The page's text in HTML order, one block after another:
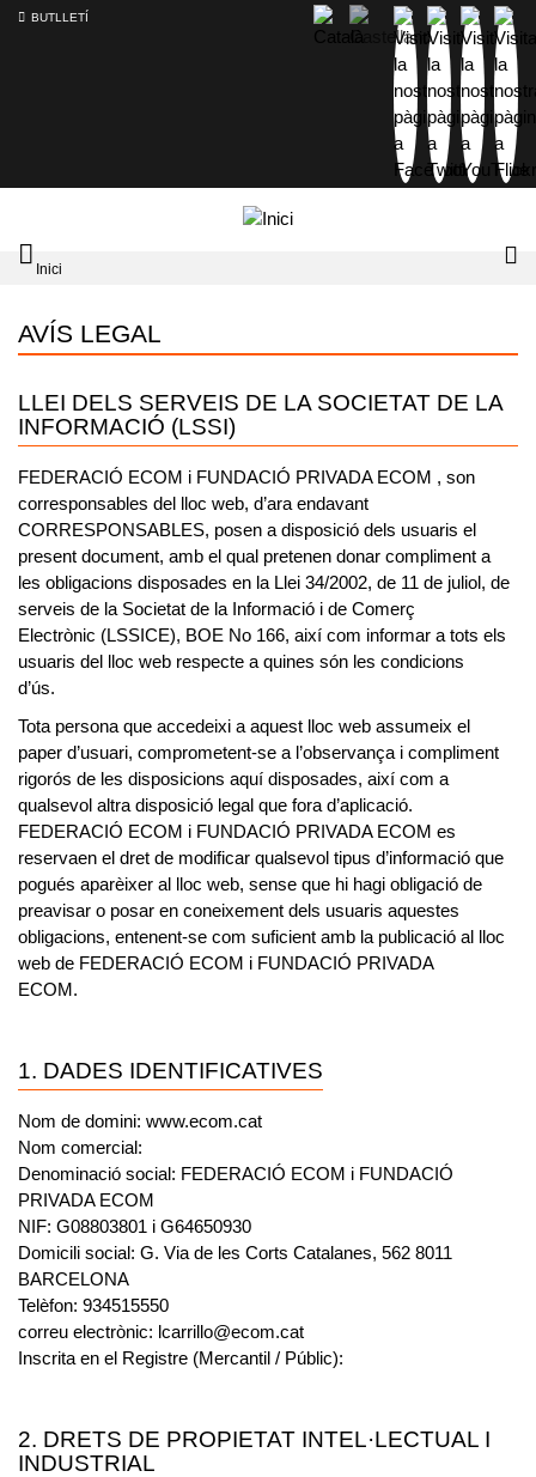
BUTLLETÍ
Mobile
menu
Inici
AVÍS LEGAL
LLEI DELS SERVEIS DE LA SOCIETAT DE LA
INFORMACIÓ (LSSI)
FEDERACIÓ ECOM i FUNDACIÓ PRIVADA ECOM , son
corresponsables del lloc web, d’ara endavant
CORRESPONSABLES, posen a disposició dels usuaris el
present document, amb el qual pretenen donar compliment a
les obligacions disposades en la Llei 34/2002, de 11 de juliol, de
serveis de la Societat de la Informació i de Comerç
Electrònic (LSSICE), BOE No 166, així com informar a tots els
usuaris del lloc web respecte a quines són les condicions
d’ús.
Tota persona que accedeixi a aquest lloc web assumeix el
paper d’usuari, comprometent-se a l’observança i compliment
rigorós de les disposicions aquí disposades, així com a
qualsevol altra disposició legal que fora d’aplicació.
FEDERACIÓ ECOM i FUNDACIÓ PRIVADA ECOM es
reservaen el dret de modificar qualsevol tipus d’informació que
pogués aparèixer al lloc web, sense que hi hagi obligació de
preavisar o posar en coneixement dels usuaris aquestes
obligacions, entenent-se com suficient amb la publicació al lloc
web de FEDERACIÓ ECOM i FUNDACIÓ PRIVADA
ECOM.
1. DADES IDENTIFICATIVES
Nom de domini: www.ecom.cat
Nom comercial:
Denominació social: FEDERACIÓ ECOM i FUNDACIÓ
PRIVADA ECOM
NIF: G08803801 i G64650930
Domicili social: G. Via de les Corts Catalanes, 562 8011
BARCELONA
Telèfon: 934515550
correu electrònic: lcarrillo@ecom.cat
Inscrita en el Registre (Mercantil / Públic):
2. DRETS DE PROPIETAT INTEL·LECTUAL I
INDUSTRIAL